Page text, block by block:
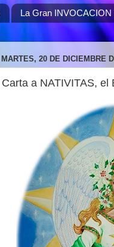
La Gran INVOCACION
MARTES, 20 DE DICIEMBRE
Carta a NATIVITAS, el